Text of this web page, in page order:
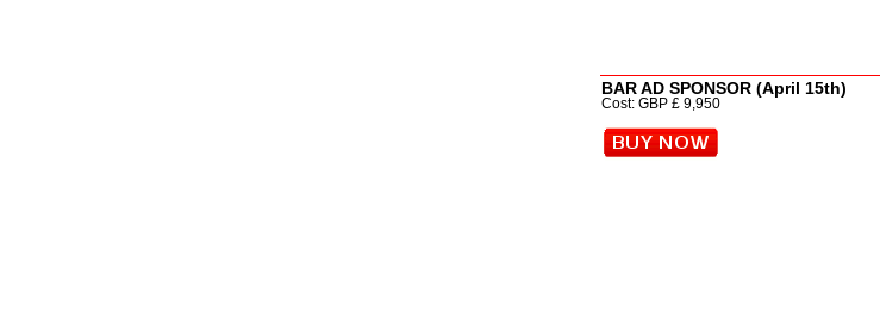
BAR AD SPONSOR (April 15th)
Cost: GBP £ 9,950